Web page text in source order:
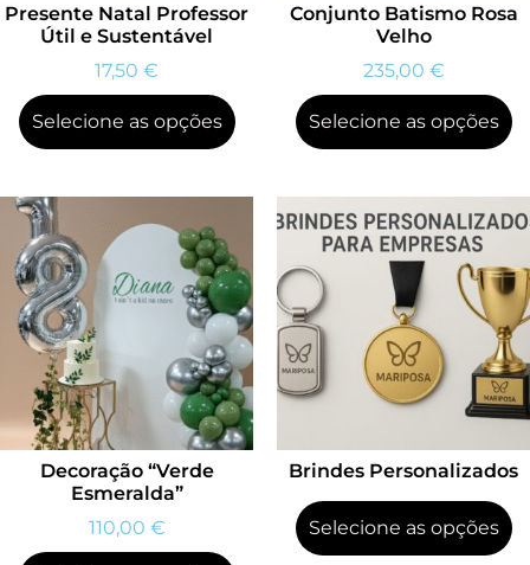
Presente Natal Professor
Útil e Sustentável
17,50 €
Selecione as opções
Conjunto Batismo Rosa
Velho
235,00 €
Selecione as opções
Decoração “Verde
Esmeralda”
110,00 €
Brindes Personalizados
Selecione as opções